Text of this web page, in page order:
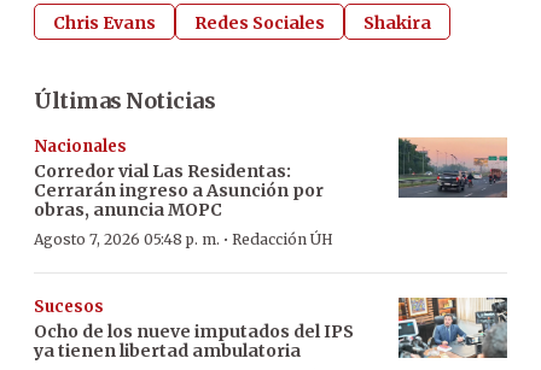
Chris Evans Redes Sociales Shakira
Últimas Noticias
Nacionales
Corredor vial Las Residentas:
Cerrarán ingreso a Asunción por
obras, anuncia MOPC
Agosto 7, 2026 05:48 p. m. · Redacción ÚH
Sucesos
Ocho de los nueve imputados del IPS
ya tienen libertad ambulatoria